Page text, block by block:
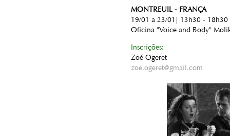
MONTREUIL - FRANÇA
19/01 a 23/01| 13h30 - 18h30
Oficina "Voice and Body"
Inscrições:
Zoé Ogeret
zoe.ogeret@gmail.com